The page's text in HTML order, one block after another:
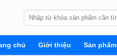
Tìm
kiếm:
chủ Giới thiệu Sản phẩm